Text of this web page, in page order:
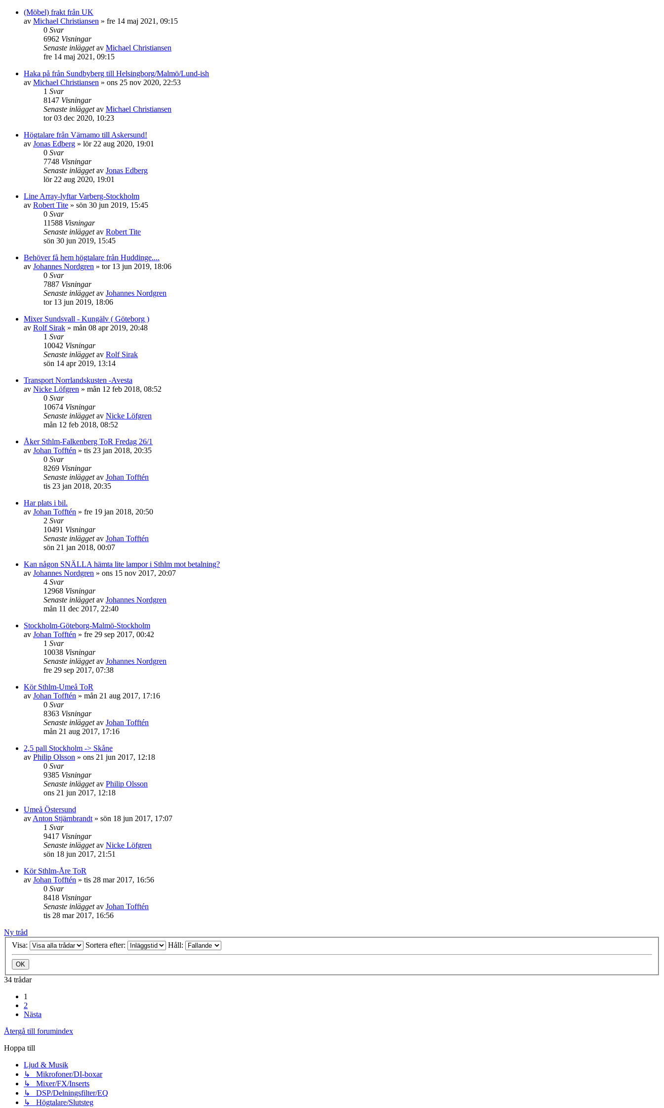
(Möbel) frakt från UK
av Michael Christiansen » fre 14 maj 2021, 09:15
0 Svar
6962 Visningar
Senaste inläggetav Michael Christiansen
fre 14 maj 2021, 09:15
Haka på från Sundbyberg till Helsingborg/Malmö/Lund-ish
av Michael Christiansen » ons 25 nov 2020, 22:53
1 Svar
8147 Visningar
Senaste inläggetav Michael Christiansen
tor 03 dec 2020, 10:23
Högtalare från Värnamo till Askersund!
av Jonas Edberg » lör 22 aug 2020, 19:01
0 Svar
7748 Visningar
Senaste inläggetav Jonas Edberg
lör 22 aug 2020, 19:01
Line Array-lyftar Varberg-Stockholm
av Robert Tite » sön 30 jun 2019, 15:45
0 Svar
11588 Visningar
Senaste inläggetav Robert Tite
sön 30 jun 2019, 15:45
Behöver få hem högtalare från Huddinge....
av Johannes Nordgren » tor 13 jun 2019, 18:06
0 Svar
7887 Visningar
Senaste inläggetav Johannes Nordgren
tor 13 jun 2019, 18:06
Mixer Sundsvall - Kungälv ( Göteborg )
av Rolf Sirak » mån 08 apr 2019, 20:48
1 Svar
10042 Visningar
Senaste inläggetav Rolf Sirak
sön 14 apr 2019, 13:14
Transport Norrlandskusten -Avesta
av Nicke Löfgren » mån 12 feb 2018, 08:52
0 Svar
10674 Visningar
Senaste inläggetav Nicke Löfgren
mån 12 feb 2018, 08:52
Åker Sthlm-Falkenberg ToR Fredag 26/1
av Johan Tofftén » tis 23 jan 2018, 20:35
0 Svar
8269 Visningar
Senaste inläggetav Johan Tofftén
tis 23 jan 2018, 20:35
Har plats i bil.
av Johan Tofftén » fre 19 jan 2018, 20:50
2 Svar
10491 Visningar
Senaste inläggetav Johan Tofftén
sön 21 jan 2018, 00:07
Kan någon SNÄLLA hämta lite lampor i Sthlm mot betalning?
av Johannes Nordgren » ons 15 nov 2017, 20:07
4 Svar
12968 Visningar
Senaste inläggetav Johannes Nordgren
mån 11 dec 2017, 22:40
Stockholm-Göteborg-Malmö-Stockholm
av Johan Tofftén » fre 29 sep 2017, 00:42
1 Svar
10038 Visningar
Senaste inläggetav Johannes Nordgren
fre 29 sep 2017, 07:38
Kör Sthlm-Umeå ToR
av Johan Tofftén » mån 21 aug 2017, 17:16
0 Svar
8363 Visningar
Senaste inläggetav Johan Tofftén
mån 21 aug 2017, 17:16
2,5 pall Stockholm -> Skåne
av Philip Olsson » ons 21 jun 2017, 12:18
0 Svar
9385 Visningar
Senaste inläggetav Philip Olsson
ons 21 jun 2017, 12:18
Umeå Östersund
av Anton Stjärnbrandt » sön 18 jun 2017, 17:07
1 Svar
9417 Visningar
Senaste inläggetav Nicke Löfgren
sön 18 jun 2017, 21:51
Kör Sthlm-Åre ToR
av Johan Tofftén » tis 28 mar 2017, 16:56
0 Svar
8418 Visningar
Senaste inläggetav Johan Tofftén
tis 28 mar 2017, 16:56
Ny tråd
Visa:
Sortera efter: Håll:
34 trådar
1
2
Nästa
Återgå till forumindex
Hoppa till
Ljud & Musik
↳ Mikrofoner/DI-boxar
↳ Mixer/FX/Inserts
↳ DSP/Delningsfilter/EQ
↳ Högtalare/Slutsteg